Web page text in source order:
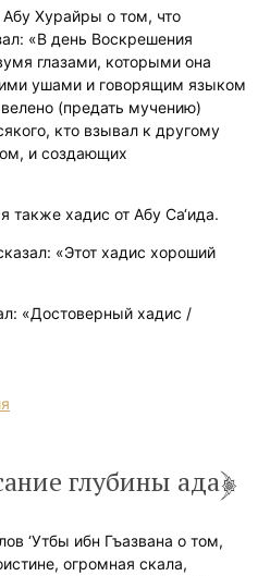
Хурайры о том, что
глазами, которыми она
ушами и говорящим языком
(предать мучению)
кто взывал к другому
и создающих
также хадис от Абу Са‘ида.
«Этот хадис хороший
«Достоверный хадис /
глубины ада
‘Утбы ибн Гъазвана о том,